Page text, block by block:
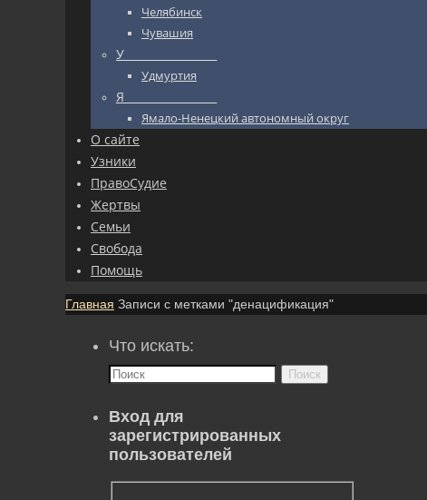
Челябинск
Чувашия
У_________________
Удмуртия
Я_________________
Ямало-Ненецкий автономный округ
О сайте
Узники
ПравоСудие
Жертвы
Семьи
Свобода
Помощь
Главная Записи с метками "денацификация"
Что искать:
Поиск
Вход для
зарегистрированных
пользователей